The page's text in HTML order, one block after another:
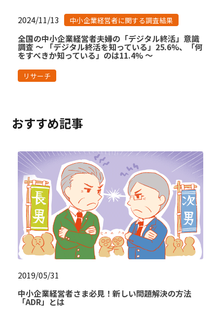
2024/11/13 中小企業経営者に関する調査結果
全国の中小企業経営者夫婦の「デジタル終活」意識
調査 ～ 「デジタル終活を知っている」25.6%、「何
をすべきか知っている」のは11.4% ～
リサーチ
おすすめ記事
2019/05/31
中小企業経営者さま必見！新しい問題解決の方法
「ADR」とは